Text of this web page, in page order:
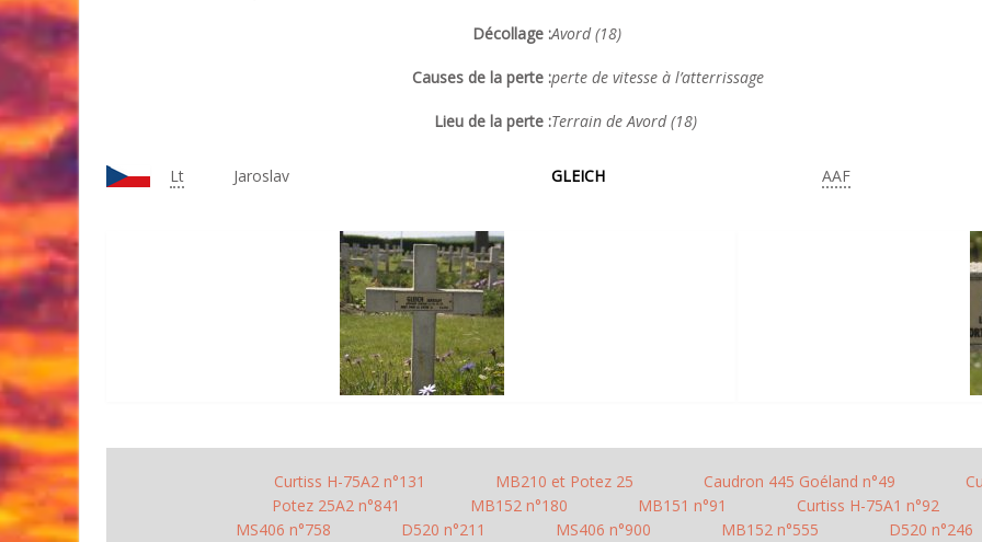
Décollage :Avord (18)
Causes de la perte :perte de vitesse à l’atterrissage
Lieu de la perte :Terrain de Avord (18)
Lt Jaroslav GLEICH AAF
Curtiss H-75A2 n°131 MB210 et Potez 25 Caudron 445 Goéland n°49
Potez 25A2 n°841
MB152 n°180 MB151 n°91
Curtiss H-75A1 n°92
MS406 n°758
D520 n°211 MS406 n°900 MB152 n°555
D520 n°246